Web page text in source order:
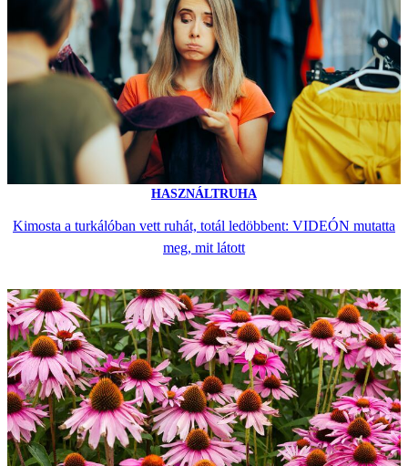
HASZNÁLTRUHA
Kimosta a turkálóban vett ruhát, totál ledöbbent: VIDEÓN mutatta
meg, mit látott